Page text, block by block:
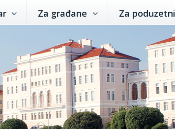
Za građane Za